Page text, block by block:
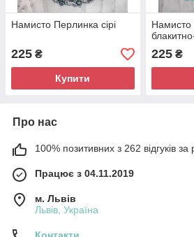
Намисто Перлинка сірі
225 ₴
Купити
Намисто
225₴
Про нас
100% позитивних з 262 відгуків за
Працює з 04.11.2019
м. Львів
Львів, Україна